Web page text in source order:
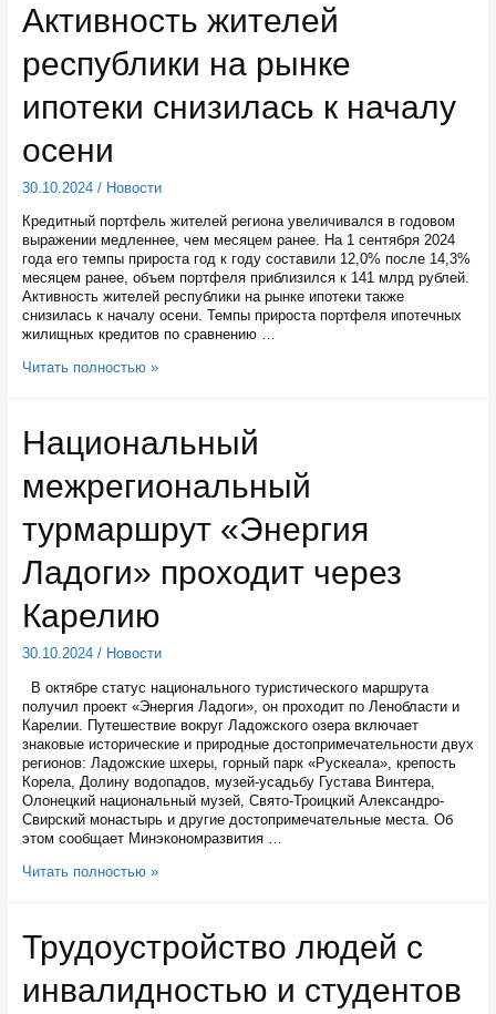
Сегежи
обсудили
Артур
Парфенчиков
Алексей
Активность жителей
республики на рынке
ипотеки снизилась к началу
осени
30.10.2024/ Новости
Кредитный портфель жителей региона увеличивался в годовом
выражении медленнее, чем месяцем ранее. На 1 сентября 2024
года его темпы прироста год к году составили 12,0% после 14,3%
месяцем ранее, объем портфеля приблизился к 141 млрд рублей.
Активность жителей республики на рынке ипотеки также
снизилась к началу осени. Темпы прироста портфеля ипотечных
жилищных кредитов по сравнению …
Активность
рынке
снизилась
к
осени
Читать полностью »
Национальный
межрегиональный
турмаршрут «Энергия
Ладоги» проходит через
Карелию
30.10.2024/ Новости
В октябре статус национального туристического маршрута
получил проект «Энергия Ладоги», он проходит по Ленобласти и
Карелии. Путешествие вокруг Ладожского озера включает
знаковые исторические и природные достопримечательности двух
регионов: Ладожские шхеры, горный парк «Рускеала», крепость
Корела, Долину водопадов, музей-усадьбу Густава Винтера,
Олонецкий национальный музей, Свято-Троицкий Александро-
Свирский монастырь и другие достопримечательные места. Об
этом сообщает Минэкономразвития …
Национальный
Ладоги»
проходит
через
Карелию
Читать полностью »
Трудоустройство людей с
инвалидностью и студентов